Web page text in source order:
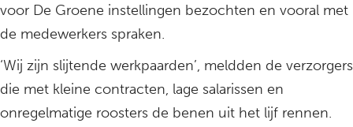
voor De Groene instellingen bezochten en vooral met
de medewerkers spraken.
‘Wij zijn slijtende werkpaarden’, meldden de verzorgers
die met kleine contracten, lage salarissen en
onregelmatige roosters de benen uit het lijf rennen.